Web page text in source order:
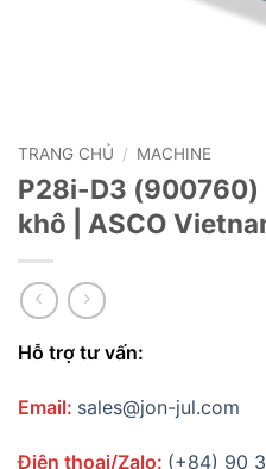
TRANG CHỦ / MACHINE
P28i-D3 (900760)
khô | ASCO
Hỗ trợ tư vấn:
Email: sales@jon-jul.com
Điện thoại/Zalo: (+84) 90